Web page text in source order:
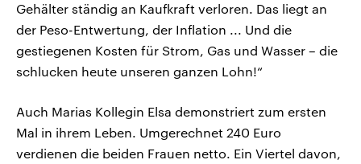
Gehälter ständig an Kaufkraft verloren. Das liegt an
der Peso-Entwertung, der Inflation ... Und die
gestiegenen Kosten für Strom, Gas und Wasser – die
schlucken heute unseren ganzen Lohn!“
Auch Marias Kollegin Elsa demonstriert zum ersten
Mal in ihrem Leben. Umgerechnet 240 Euro
verdienen die beiden Frauen netto. Ein Viertel davon,